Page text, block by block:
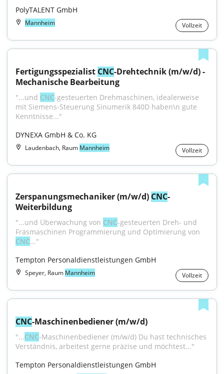
PolyTALENT GmbH
Mannheim Vollzeit
Fertigungsspezialist CNC-Drehtechnik (m/w/d) -
Mechanische Bearbeitung
"...und CNC-gesteuerten Drehmaschinen, idealerweise
mit Siemens-Steuerung Sinumerik 840D haben\n gute
Kenntnisse..."
DYNEXA GmbH & Co. KG
Laudenbach, Raum Mannheim Vollzeit
Zerspanungsmechaniker (m/w/d) CNC-
Weiterbildung
"...und Überwachung von CNC-gesteuerten Dreh- und
CNC..."
Tempton Personaldienstleistungen GmbH
Speyer, Raum Mannheim Vollzeit
CNC-Maschinenbediener (m/w/d)
"...CNC-Maschinenbediener (m/w/d) Du hast technisches
Verständnis, arbeitest gerne präzise und möchtest..."
Tempton Personaldienstleistungen GmbH